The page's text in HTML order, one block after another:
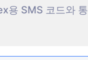
SMS 코드와